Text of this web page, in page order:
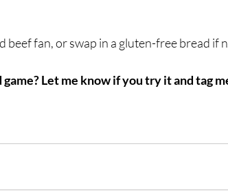
fan, or swap in a gluten-free bread if
Let me know if you try it and tag